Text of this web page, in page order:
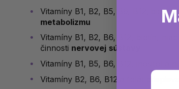
Vitamíny B1, B2, B5, B6, B12, biotín
metabolizmu
Vitamíny B1, B2, B6, B12, biotín,
činnosti nervovej sústavy
Vitamíny B1, B5, B6, B12, inositol a
Vitamíny B2, B6, B12 a folát